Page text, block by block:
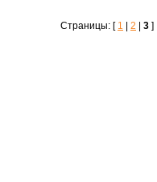
Страницы: [ 1 2 3 ]